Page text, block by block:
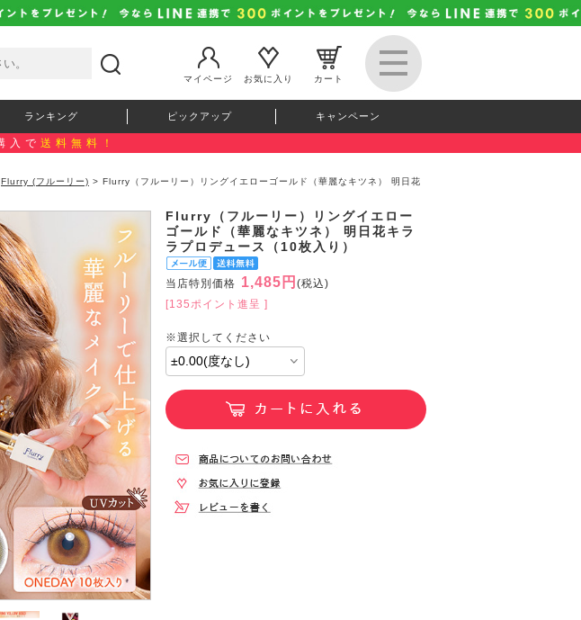
マイページ
お気に入り カート
ランキング ピックアップ キャンペーン
入で 送料無料！
Flurry (フルーリー) > Flurry（フルーリー）リングイエローゴールド（華麗なキツネ） 明日花
Flurry（フルーリー）リングイエロー
ゴールド（華麗なキツネ） 明日花キラ
ラプロデュース（10枚入り）
当店特別価格 1,485円 (税込)
[135ポイント進呈 ]